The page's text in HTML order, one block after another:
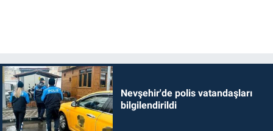
Nevşehir'de polis vatandaşları
bilgilendirildi